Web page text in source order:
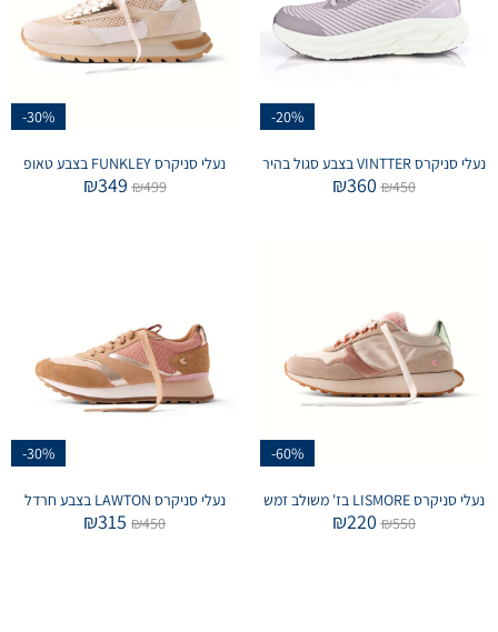
-20%
נעלי סניקרס VINTTER בצבע סגול בהיר
₪450
₪360
-30%
נעלי סניקרס FUNKLEY בצבע טאופ
₪499
₪349
-60%
נעלי סניקרס LISMORE בז' משולב זמש
₪550
₪220
-30%
נעלי סניקרס LAWTON בצבע חרדל
₪450
₪315